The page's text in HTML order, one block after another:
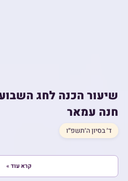
שיעור הכנה לחג
חנה עמאר
ד׳ בסיון ה׳תשפ״ו
קרא עוד »